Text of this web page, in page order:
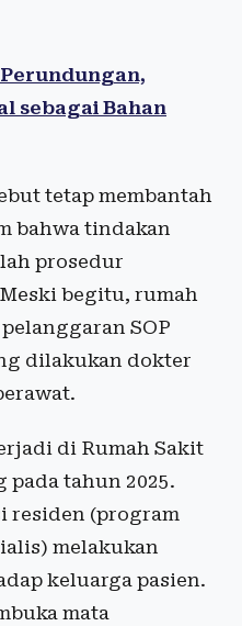
sebagai Bahan
tetap membantah
bahwa tindakan
prosedur
begitu, rumah
SOP
dilakukan dokter
di Rumah Sakit
pada tahun 2025.
residen (program
melakukan
keluarga pasien.
mata